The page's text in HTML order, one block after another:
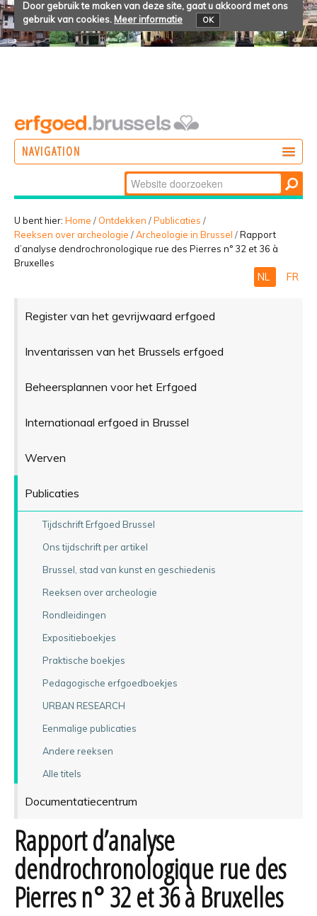
Door gebruik te maken van deze site, gaat u akkoord met ons
gebruik van cookies. Meer informatie OK
NAVIGATION
BELEVEN
Zoek
Geavanceerd
zoeken...
U bent hier: Home / Ontdekken /Publicaties /
Reeksen over archeologie /Archeologie in Brussel /Rapport
d’analyse dendrochronologique rue des Pierres n° 32 et 36 à
Bruxelles
NL FR
Register van het gevrijwaard erfgoed
Inventarissen van het Brussels erfgoed
Beheersplannen voor het Erfgoed
Internationaal erfgoed in Brussel
Werven
Publicaties
Tijdschrift Erfgoed Brussel
Ons tijdschrift per artikel
Brussel, stad van kunst en geschiedenis
Reeksen over archeologie
Rondleidingen
Expositieboekjes
Praktische boekjes
Pedagogische erfgoedboekjes
URBAN RESEARCH
Eenmalige publicaties
Andere reeksen
Alle titels
Documentatiecentrum
Rapport d’analyse
dendrochronologique rue des
Pierres n° 32 et 36 à Bruxelles